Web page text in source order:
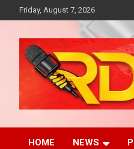
to
Friday, August 7, 2026
Reporter
HOME NEWS